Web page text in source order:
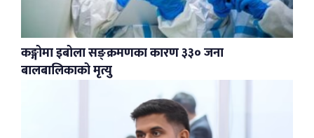
कङ्गोमा इबोला सङ्क्रमणका कारण ३३० जना
बालबालिकाको मृत्यु